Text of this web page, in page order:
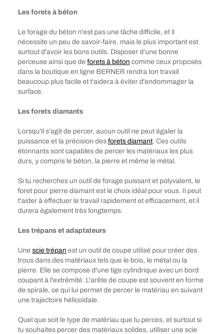
Les forets à béton
Le forage du béton n'est pas une tâche difficile, et il
nécessite un peu de savoir-faire, mais le plus important est
surtout d'avoir les bons outils. Disposer d’une bonne
perceuse ainsi que de forets à béton comme ceux proposés
dans la boutique en ligne BERNER rendra ton travail
beaucoup plus facile et t'aidera à éviter d'endommager la
surface.
Les forets diamants
Lorsqu'il s'agit de percer, aucun outil ne peut égaler la
puissance et la précision des forets diamant. Ces outils
étonnants sont capables de percer les matériaux les plus
durs, y compris le béton, la pierre et même le métal.
Si tu recherches un outil de forage puissant et polyvalent, le
foret pour pierre diamant est le choix idéal pour vous. Il peut
t'aider à effectuer le travail rapidement et efficacement, et il
durera également très longtemps.
Les trépans et adaptateurs
Une scie trépan est un outil de coupe utilisé pour créer des
trous dans des matériaux tels que le bois, le métal ou la
pierre. Elle se compose d'une tige cylindrique avec un bord
coupant à l'extrémité. L'arête de coupe est souvent en forme
de spirale, ce qui lui permet de percer le matériau en suivant
une trajectoire hélicoïdale.
Quel que soit le type de matériau que tu perces, et surtout si
tu souhaites percer des matériaux solides, utiliser une scie